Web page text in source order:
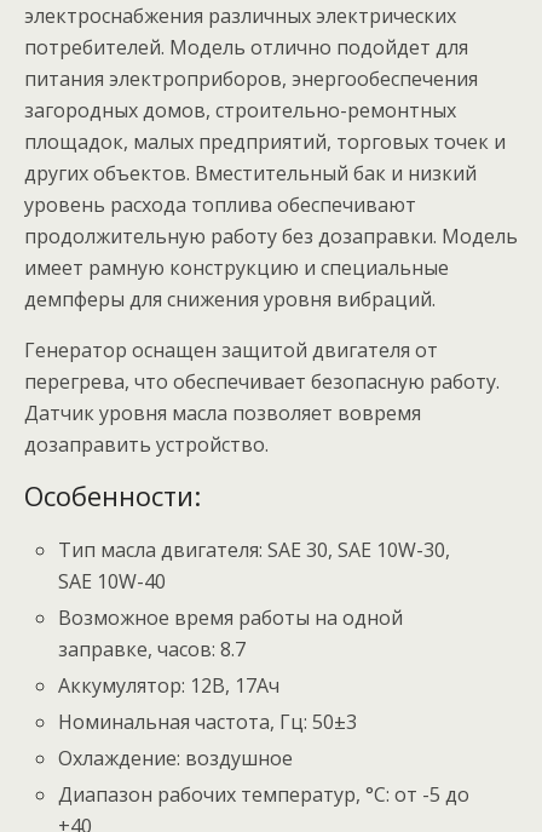
электроснабжения различных электрических
потребителей. Модель отлично подойдет для
питания электроприборов, энергообеспечения
загородных домов, строительно-ремонтных
площадок, малых предприятий, торговых точек и
других объектов. Вместительный бак и низкий
уровень расхода топлива обеспечивают
продолжительную работу без дозаправки. Модель
имеет рамную конструкцию и специальные
демпферы для снижения уровня вибраций.
Генератор оснащен защитой двигателя от
перегрева, что обеспечивает безопасную работу.
Датчик уровня масла позволяет вовремя
дозаправить устройство.
Особенности:
Тип масла двигателя: SAE 30, SAE 10W-30,
SAE 10W-40
Возможное время работы на одной
заправке, часов: 8.7
Аккумулятор: 12В, 17Ач
Номинальная частота, Гц: 50±3
Охлаждение: воздушное
Диапазон рабочих температур, °С: от -5 до
+40